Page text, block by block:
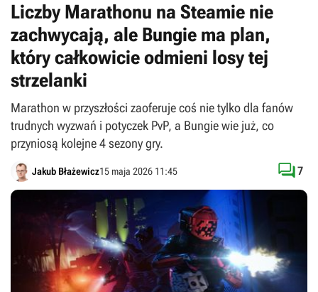
Liczby Marathonu na Steamie nie
zachwycają, ale Bungie ma plan,
który całkowicie odmieni losy tej
strzelanki
Marathon w przyszłości zaoferuje coś nie tylko dla fanów
trudnych wyzwań i potyczek PvP, a Bungie wie już, co
przyniosą kolejne 4 sezony gry.
Jakub Błażewicz15 maja 2026 11:45 7